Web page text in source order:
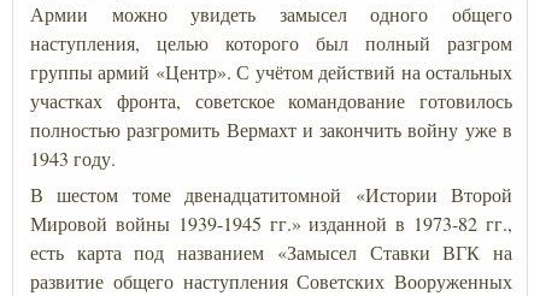
Армии можно увидеть замысел одного общего
наступления, целью которого был полный разгром
группы армий «Центр». С учётом действий на остальных
участках фронта, советское командование готовилось
полностью разгромить Вермахт и закончить войну уже в
1943 году.
В шестом томе двенадцатитомной «Истории Второй
Мировой войны 1939-1945 гг.» изданной в 1973-82 гг.,
есть карта под названием «Замысел Ставки ВГК на
развитие общего наступления Советских Вооруженных